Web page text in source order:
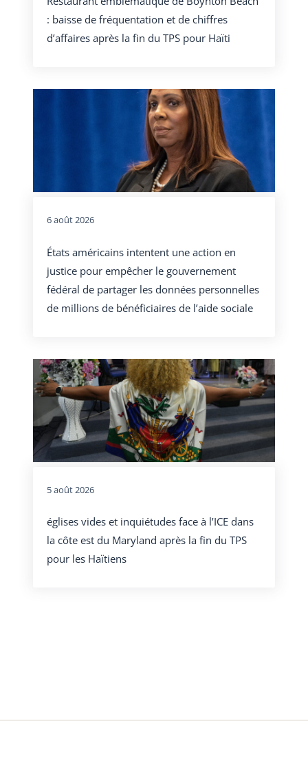
: baisse de fréquentation et de chiffres
d’affaires après la fin du TPS pour Haïti
6 août 2026
États américains intentent une action en
justice pour empêcher le gouvernement
fédéral de partager les données personnelles
de millions de bénéficiaires de l’aide sociale
5 août 2026
églises vides et inquiétudes face à l’ICE dans
la côte est du Maryland après la fin du TPS
pour les Haïtiens